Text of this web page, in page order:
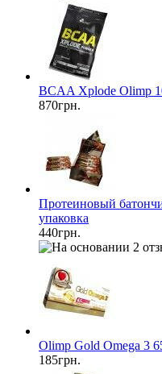
BCAA Xplode Olimp
870грн.
Протеиновый
упаковка
440грн.
Olimp Gold Omega 3
185грн.